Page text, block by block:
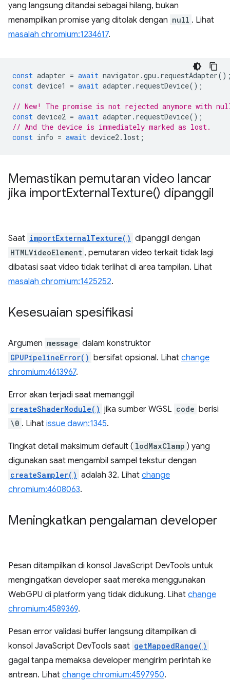
yang langsung ditandai sebagai hilang, bukan
menampilkan promise yang ditolak dengan null . Lihat
masalah chromium:1234617.
const adapter = await navigator .gpu . requestAdapter
const device1 = await adapter . requestDevice();
// New! The promise is not rejected anymore with
const device2 = await adapter . requestDevice();
// And the device is immediately marked as lost.
const info = await device2. lost ;
Memastikan pemutaran video lancar
jika importExternalTexture() dipanggil
Saat importExternalTexture() dipanggil dengan
HTMLVideoElement , pemutaran video terkait tidak lagi
dibatasi saat video tidak terlihat di area tampilan. Lihat
masalah chromium:1425252.
Kesesuaian spesifikasi
Argumen message dalam konstruktor
GPUPipelineError() bersifat opsional. Lihat change
chromium:4613967.
Error akan terjadi saat memanggil
createShaderModule() jika sumber WGSL code berisi
\0 . Lihat issue dawn:1345.
Tingkat detail maksimum default ( lodMaxClamp ) yang
digunakan saat mengambil sampel tekstur dengan
createSampler() adalah 32. Lihat change
chromium:4608063.
Meningkatkan pengalaman developer
Pesan ditampilkan di konsol JavaScript DevTools untuk
mengingatkan developer saat mereka menggunakan
WebGPU di platform yang tidak didukung. Lihat change
chromium:4589369.
Pesan error validasi buffer langsung ditampilkan di
konsol JavaScript DevTools saat getMappedRange()
gagal tanpa memaksa developer mengirim perintah ke
antrean. Lihat change chromium:4597950.